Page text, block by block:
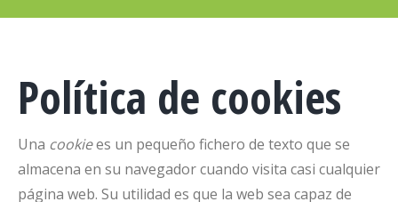
Política de cookies
Una cookiees un pequeño fichero de texto que se
almacena en su navegador cuando visita casi cualquier
página web. Su utilidad es que la web sea capaz de